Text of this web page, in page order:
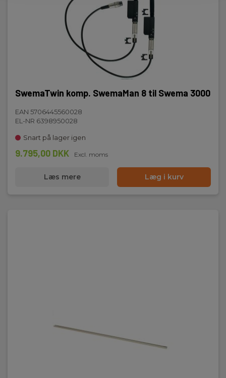
SwemaTwin komp. SwemaMan 8 til Swema 3000
EAN 5706445560028
EL-NR 6398950028
Snart på lager igen
9.795,00 DKK Excl. moms
Læs mere Læg i kurv